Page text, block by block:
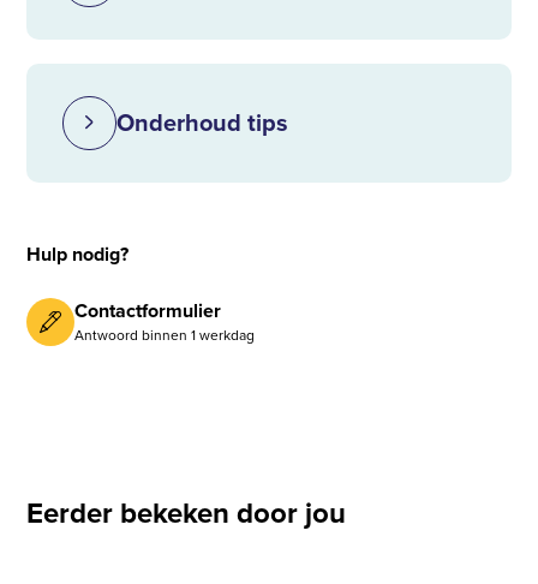
Onderhoud tips
Hulp nodig?
Contactformulier
Antwoord binnen 1 werkdag
Eerder bekeken door jou